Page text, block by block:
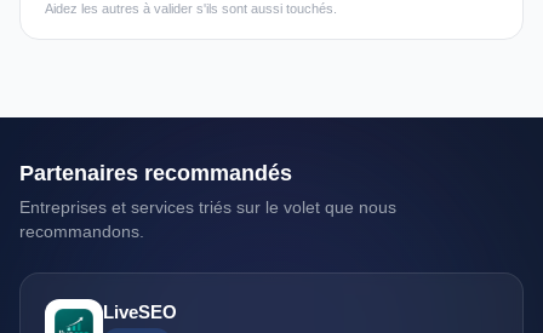
Aidez les autres à valider s'ils sont aussi touchés.
Partenaires recommandés
Entreprises et services triés sur le volet que nous
recommandons.
LiveSEO